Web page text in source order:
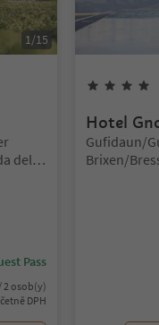
1/15
del
Pass
2 osob(y)
DPH
Hotel
Lokalita:
Gufidaun/
Brixen/